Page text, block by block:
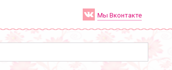
Мы Вконтакте